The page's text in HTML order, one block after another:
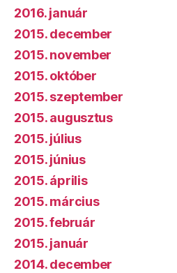
2016. január
2015. december
2015. november
2015. október
2015. szeptember
2015. augusztus
2015. július
2015. június
2015. április
2015. március
2015. február
2015. január
2014. december